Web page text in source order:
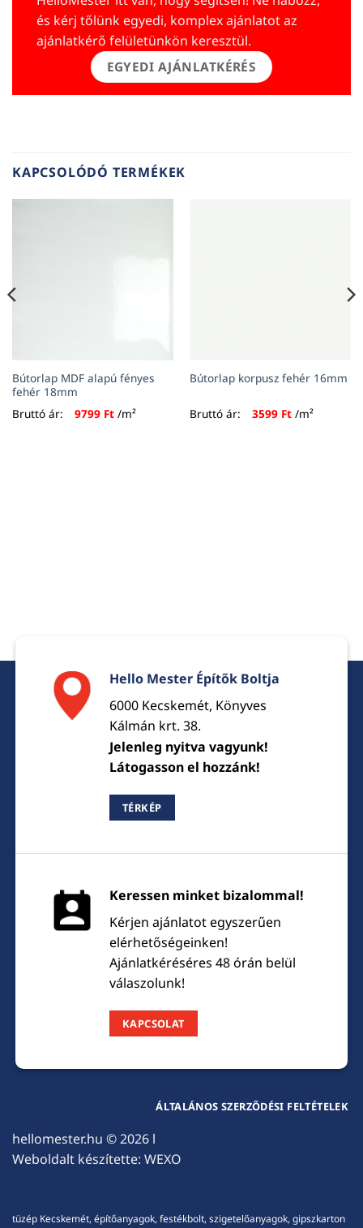
és kérj tőlünk egyedi, komplex ajánlatot az
ajánlatkérő felületünkön keresztül.
EGYEDI AJÁNLATKÉRÉS
KAPCSOLÓDÓ TERMÉKEK
Bútorlap MDF alapú fényes
fehér 18mm
Bruttó ár:
9799 Ft/m²
Bútorlap korpusz fehér 16mm
Bruttó ár: 3599 Ft/m²
Hello Mester Építők Boltja
6000 Kecskemét, Könyves
Kálmán krt. 38.
Jelenleg nyitva vagyunk!
Látogasson el hozzánk!
TÉRKÉP
Keressen minket bizalommal!
Kérjen ajánlatot egyszerűen
elérhetőségeinken!
Ajánlatkéréséres 48 órán belül
válaszolunk!
KAPCSOLAT
hellomester.hu © 2026 l
Weboldalt készítette: WEXO
ÁLTALÁNOS SZERZŐDÉSI FELTÉTELEK
tüzép Kecskemét, építőanyagok, festékbolt, szigetelőanyagok, gipszkarton